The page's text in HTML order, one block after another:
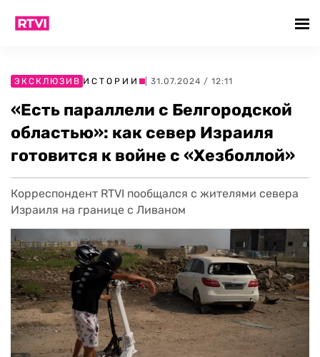
ЭКСКЛЮЗИВ ИСТОРИИ | 31.07.2024 / 12:11
«Есть параллели с Белгородской
областью»: как север Израиля
готовится к войне с «Хезболлой»
Корреспондент RTVI пообщался с жителями севера
Израиля на границе с Ливаном